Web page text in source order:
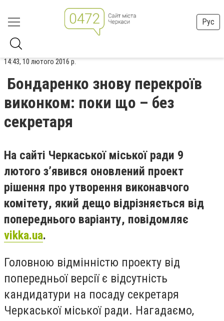
Рус
14:43, 10 лютого 2016 р.
Бондаренко знову перекроїв
виконком: поки що – без
секретаря
На сайті Черкаської міської ради 9
лютого з’явився оновлений проект
рішення про утворення виконавчого
комітету, який дещо відрізняється від
попереднього варіанту, повідомляє
vikka.ua.
Головною відмінністю проекту від
попередньої версії є відсутність
кандидатури на посаду секретаря
Черкаської міської ради. Нагадаємо,